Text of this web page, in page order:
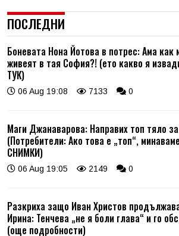
ПОСЛЕДНИ
Боневата Нона Йотова в потрес: Ама как
живеят в тая София?! (ето какво я
ТУК)
06 Aug 19:08 7133 0
Маги Джанаварова: Направих топ тяло
(Потребители: Ако това е „топ“,
СНИМКИ)
06 Aug 19:05 2149 0
Разкриха защо Иван Христов
Ирина: Тенчева „не я боли глава“ и го
(още подробности)